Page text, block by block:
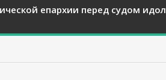
епархии перед судом